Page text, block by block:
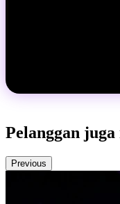
Pelanggan
Previous